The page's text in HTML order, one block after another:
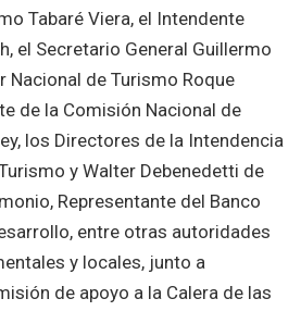
Tabaré Viera, el Intendente
el Secretario General Guillermo
Nacional de Turismo Roque
de la Comisión Nacional de
los Directores de la Intendencia
y Walter Debenedetti de
Representante del Banco
entre otras autoridades
y locales, junto a
de apoyo a la Calera de las